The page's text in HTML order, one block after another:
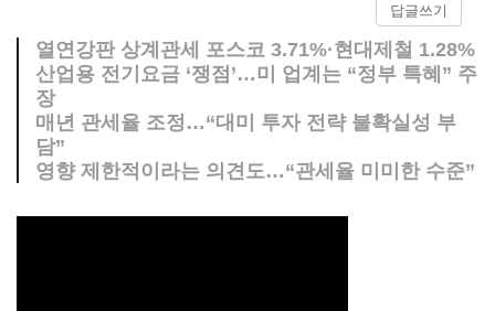
답글쓰기
열연강판 상계관세 포스코 3.71%·현대제철 1.28%
산업용 전기요금 ‘쟁점’…미 업계는 “정부 특혜” 주
장
매년 관세율 조정…“대미 투자 전략 불확실성 부
담”
영향 제한적이라는 의견도…“관세율 미미한 수준”